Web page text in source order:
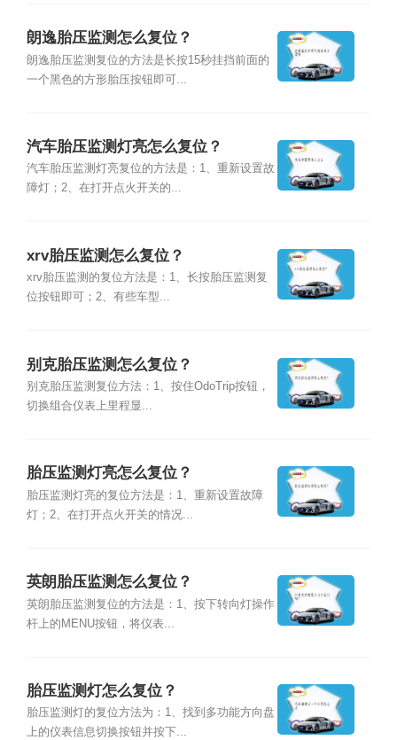
朗逸胎压监测怎么复位？
朗逸胎压监测复位的方法是长按15秒挂挡前面的
一个黑色的方形胎压按钮即可...
汽车胎压监测灯亮怎么复位？
汽车胎压监测灯亮复位的方法是：1、重新设置故
障灯；2、在打开点火开关的...
xrv胎压监测怎么复位？
xrv胎压监测的复位方法是：1、长按胎压监测复
位按钮即可；2、有些车型...
别克胎压监测怎么复位？
别克胎压监测复位方法：1、按住OdoTrip按钮，
切换组合仪表上里程显...
胎压监测灯亮怎么复位？
胎压监测灯亮的复位方法是：1、重新设置故障
灯；2、在打开点火开关的情况...
英朗胎压监测怎么复位？
英朗胎压监测复位的方法是：1、按下转向灯操作
杆上的MENU按钮，将仪表...
胎压监测灯怎么复位？
胎压监测灯的复位方法为：1、找到多功能方向盘
上的仪表信息切换按钮并按下...